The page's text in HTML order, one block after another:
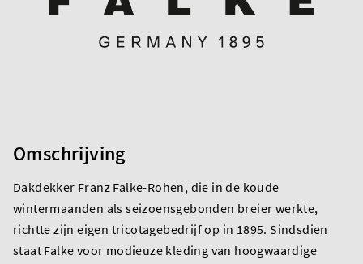
Omschrijving
Dakdekker Franz Falke-Rohen, die in de koude
wintermaanden als seizoensgebonden breier werkte,
richtte zijn eigen tricotagebedrijf op in 1895. Sindsdien
staat Falke voor modieuze kleding van hoogwaardige